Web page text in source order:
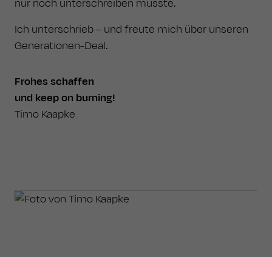
nur noch unterschreiben musste.
Ich unterschrieb – und freute mich über unseren
Generationen-Deal.
Frohes schaffen
und keep on burning!
Timo Kaapke